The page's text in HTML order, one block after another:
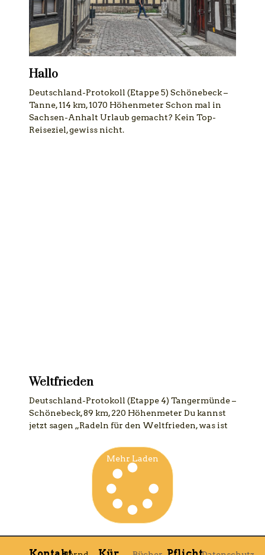
Hallo
Deutschland-Protokoll (Etappe 5) Schönebeck –
Tanne, 114 km, 1070 Höhenmeter Schon mal in
Sachsen-Anhalt Urlaub gemacht? Kein Top-
Reiseziel, gewiss nicht.
Weltfrieden
Deutschland-Protokoll (Etappe 4) Tangermünde –
Schönebeck, 89 km, 220 Höhenmeter Du kannst
jetzt sagen „Radeln für den Weltfrieden, was ist
Mehr Laden